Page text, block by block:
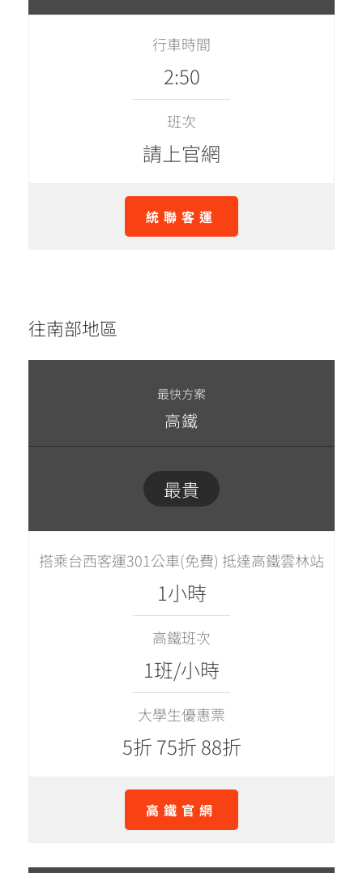
行車時間
2:50
班次
請上官網
統聯客運
往南部地區
最快方案
高鐵
最貴
搭乘台西客運301公車(免費) 抵達高鐵雲林站
1小時
高鐵班次
1班/小時
大學生優惠票
5折 75折 88折
高鐵官網